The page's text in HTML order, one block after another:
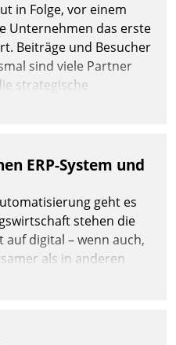
in Folge, vor einem
Unternehmen das erste
Beiträge und Besucher
sind viele Partner
strategische
ERP-System und
geht es
stehen die
digital – wenn auch,
als in anderen